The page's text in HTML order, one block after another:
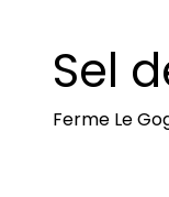
Sel
Ferme Le